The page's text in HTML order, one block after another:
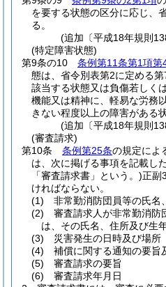
を要する状態の区分に応じ、
る。
(追加〔平成18年規則
(特定障害状態)
第9条の10
条例第11条第1項第
態は、省令別表第2に定める
該当する状態又は負傷若しく
機能又は精神に、軽易な労務
きない程度以上の障害がある
(追加〔平成18年規則
(審査請求)
第10条
条例第25条の規定によ
は、次に掲げる事項を記載し
「審査請求書」という。)正副
ければならない。
(1)
非常勤消防団員等の氏名
(2)
審査請求人が非常勤消防
は、その氏名、住所及び生
(3)
災害発生の日時及び場所
(4)
補償に関する通知の要旨
(5)
審査請求の要旨
(6)
審査請求年月日